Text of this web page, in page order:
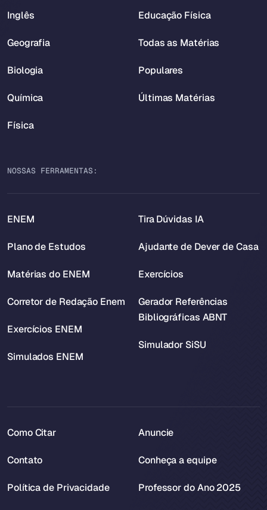
Inglês
Geografia
Biologia
Química
Física
Educação Física
Todas as Matérias
Populares
Últimas Matérias
NOSSAS FERRAMENTAS:
ENEM
Plano de Estudos
Matérias do ENEM
Corretor de Redação Enem
Exercícios ENEM
Simulados ENEM
Tira Dúvidas IA
Ajudante de Dever de Casa
Exercícios
Gerador Referências
Bibliográficas ABNT
Simulador SiSU
Como Citar
Contato
Política de Privacidade
Anuncie
Conheça a equipe
Professor do Ano 2025